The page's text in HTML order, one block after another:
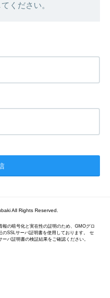
ください。
All Rights Reserved.
報の暗号化と実在性の証明のため、GMOグロ
のSSLサーバ証明書を使用しております。 セ
ーバ証明書の検証結果をご確認ください。